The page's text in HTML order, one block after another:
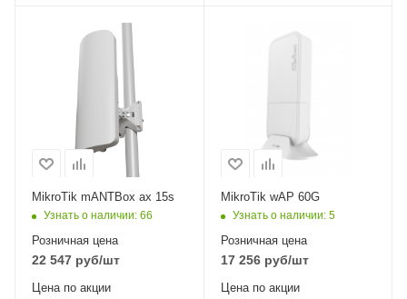
Проводные,
интерфейсы
1xGigabit Ethernet,
Wi-Fi интерфейсы
Два: 5 ГГц
802.11a/n/ac/ax
MikroTik mANTBox ax 15s
Узнать о наличии: 66
Розничная цена
22 547 руб/шт
Цена по акции
MikroTik wAP 60G
Узнать о наличии: 5
Розничная цена
17 256руб/шт
Цена по акции